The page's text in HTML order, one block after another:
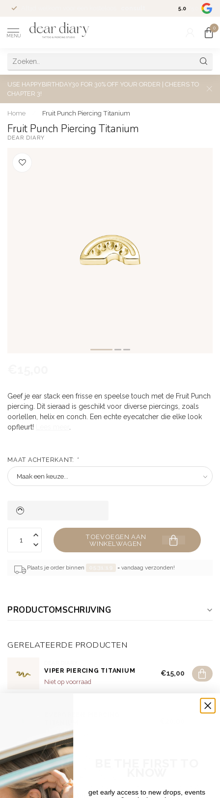
5.0
MENU
0
USE HAPPYBIRTHDAY30 FOR 30% OFF YOUR ORDER | CHEERS TO
CHAPTER 3!
Home Fruit Punch Piercing Titanium
Fruit Punch Piercing Titanium
DEAR DIARY
Geef je ear stack een frisse en speelse touch met de Fruit Punch
piercing. Dit sieraad is geschikt voor diverse piercings, zoals
oorlellen, helix en conch. Een echte eyecatcher die elke look
opfleurt!
MAAT ACHTERKANT: *
TOEVOEGEN AAN
WINKELWAGEN
Plaats je order binnen = vandaag verzonden!
PRODUCTOMSCHRIJVING
GERELATEERDE PRODUCTEN
VIPER PIERCING TITANIUM
Niet op voorraad
€15,00
Niet op voorraad
SHIPPING & RETURNS
Free shipping on orders over €150 (Benelux)
Orders under €150: €5.95 (NL & BE)
For a full overview of delivery costs per country, please visit
ourShipping & Returns page.get early access to new drops, events